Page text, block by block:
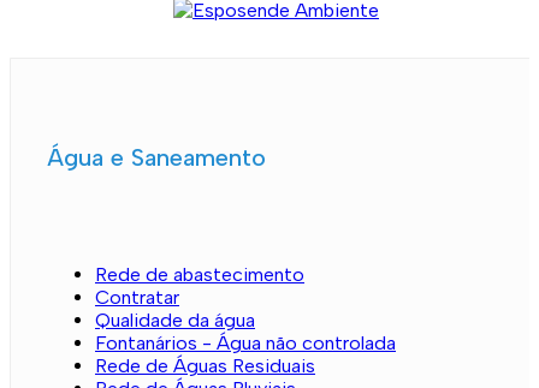
Água e Saneamento
Rede de abastecimento
Contratar
Qualidade da água
Fontanários - Água não controlada
Rede de Águas Residuais